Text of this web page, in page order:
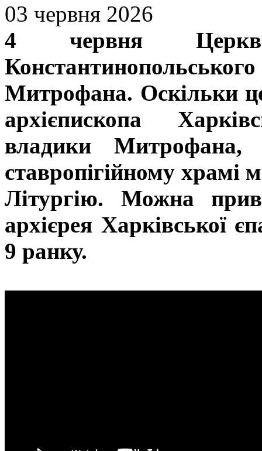
03 червня 2026
4 червня
Митрофана. Оскільки
архієпископа
владики
ставропігійному храмі
Літургію. Можна
архієрея Харківської
9 ранку.